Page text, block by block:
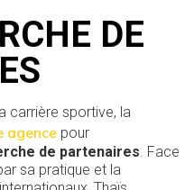
DE
carrière sportive, la
agence pour
de partenaires. Face
sa pratique et la